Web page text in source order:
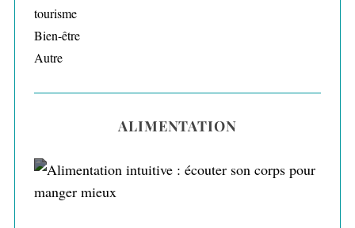
tourisme
Bien-être
Autre
ALIMENTATION